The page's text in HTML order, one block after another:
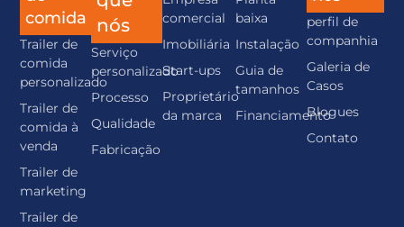
comida
Trailer de
comida
personalizado
Trailer de
comida à
venda
Trailer de
marketing
Trailer de
nós
Serviço
personalizado
Processo
Qualidade
Fabricação
comercial
Imobiliária
Start-ups
Proprietário
da marca
baixa
Instalação
Guia de
tamanhos
Financiamento
perfil de
companhia
Galeria de
Casos
Blogues
Contato